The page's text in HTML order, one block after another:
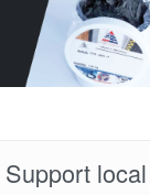
Support local